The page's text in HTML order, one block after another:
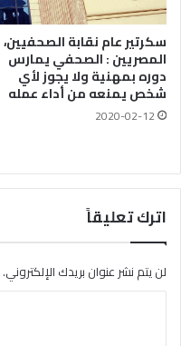
سكرتير عام نقابة الصحفيين،
المصريين : الصحفي يمارس
دوره بمهنية ولا يجوز لأي
شخص يمنعه من أداء عمله
2020-02-12
اترك تعليقاً
لن يتم نشر عنوان بريدك الإلكتروني.